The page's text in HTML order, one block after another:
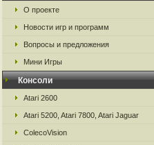
О проекте
Новости игр и программ
Вопросы и предложения
Мини Игры
Консоли
Atari 2600
Atari 5200, Atari 7800, Atari Jaguar
ColecoVision